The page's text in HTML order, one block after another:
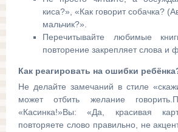
киса?», «Как говорит собачка?
мальчик?».
Перечитывайте любимые
повторение закрепляет слова и
Как реагировать на ошибки
Не делайте замечаний в стиле
может отбить желание
«Касинка!»Вы: «Да, красивая
повторяете слово правильно, не